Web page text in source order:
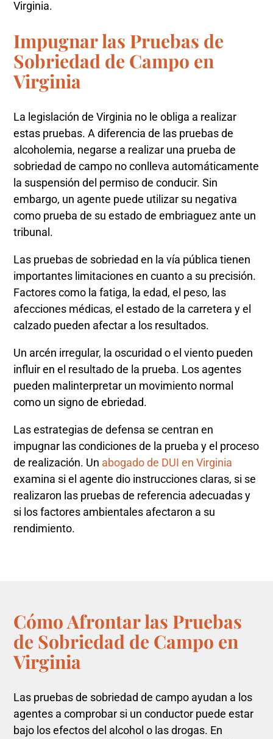
Virginia.
Impugnar las Pruebas de
Sobriedad de Campo en
Virginia
La legislación de Virginia no le obliga a realizar
estas pruebas. A diferencia de las pruebas de
alcoholemia, negarse a realizar una prueba de
sobriedad de campo no conlleva automáticamente
la suspensión del permiso de conducir. Sin
embargo, un agente puede utilizar su negativa
como prueba de su estado de embriaguez ante un
tribunal.
Las pruebas de sobriedad en la vía pública tienen
importantes limitaciones en cuanto a su precisión.
Factores como la fatiga, la edad, el peso, las
afecciones médicas, el estado de la carretera y el
calzado pueden afectar a los resultados.
Un arcén irregular, la oscuridad o el viento pueden
influir en el resultado de la prueba. Los agentes
pueden malinterpretar un movimiento normal
como un signo de ebriedad.
Las estrategias de defensa se centran en
impugnar las condiciones de la prueba y el proceso
de realización. Un abogado de DUI en Virginia
examina si el agente dio instrucciones claras, si se
realizaron las pruebas de referencia adecuadas y
si los factores ambientales afectaron a su
rendimiento.
Cómo Afrontar las Pruebas
de Sobriedad de Campo en
Virginia
Las pruebas de sobriedad de campo ayudan a los
agentes a comprobar si un conductor puede estar
bajo los efectos del alcohol o las drogas. En